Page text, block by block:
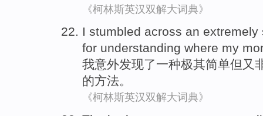
《柯林斯英汉双解大词典》
I stumbled across an extremely
for understanding where my
我意外发现了一种极其简单但 又
的方法。
《柯林斯英汉双解大词典》